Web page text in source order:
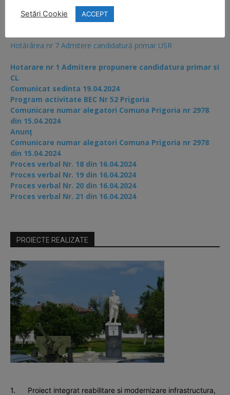
Hotărârea nr 8 Admitere lista candidaţi consilieri locali USR
Hotărârea nr 7 Admitere candidatură primar USR
Hotarare nr 1 Admitere propunere candidatura primar si
CL
Comunicat sedinta 19.04.2024
Program activitate BEC Nr 52 Prigoria
Comunicare numar alegatori Comuna Prigoria nr 2978
din 15.04.2024
Anunț
Comunicare numar alegatori Comuna Prigoria nr 2978
din 15.04.2024
Proces verbal Nr. 18 din 16.04.2024
Proces verbal Nr. 19 din 16.04.2024
Proces verbal Nr. 20 din 16.04.2024
Proces verbal Nr. 21 din 16.04.2024
PROIECTE REALIZATE
1. Proiect integrat reabilitare si modernizare infrastructura,
Setări Cookie ACCEPT